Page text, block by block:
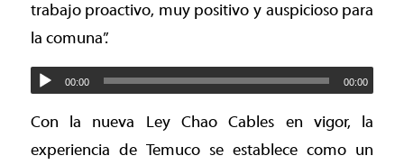
trabajo proactivo, muy positivo y auspicioso para
la comuna”.
00:00 00:00
Con la nueva Ley Chao Cables en vigor, la
experiencia de Temuco se establece como un